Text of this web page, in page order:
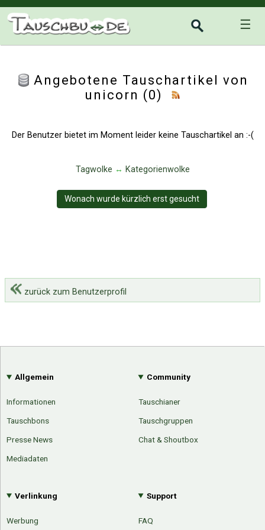
☰
Angebotene Tauschartikel von
unicorn (0)
Der Benutzer bietet im Moment leider keine Tauschartikel an :-(
Tagwolke ↔ Kategorienwolke
Wonach wurde kürzlich erst gesucht
zurück zum Benutzerprofil
Allgemein
Informationen
Tauschbons
Presse News
Mediadaten
Community
Tauschianer
Tauschgruppen
Chat & Shoutbox
Verlinkung
Werbung
Support
FAQ